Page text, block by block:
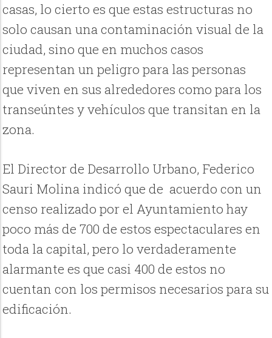
casas, lo cierto es que estas estructuras no
solo causan una contaminación visual de la
ciudad, sino que en muchos casos
representan un peligro para las personas
que viven en sus alrededores como para los
transeúntes y vehículos que transitan en la
zona.
El Director de Desarrollo Urbano, Federico
Sauri Molina indicó que de acuerdo con un
censo realizado por el Ayuntamiento hay
poco más de 700 de estos espectaculares en
toda la capital, pero lo verdaderamente
alarmante es que casi 400 de estos no
cuentan con los permisos necesarios para su
edificación.